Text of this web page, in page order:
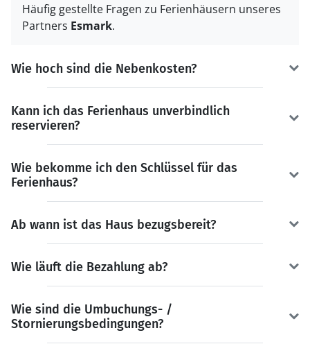
Häufig gestellte Fragen zu Ferienhäusern unseres
Partners Esmark.
Wie hoch sind die Nebenkosten?
Kann ich das Ferienhaus unverbindlich
reservieren?
Wie bekomme ich den Schlüssel für das
Ferienhaus?
Ab wann ist das Haus bezugsbereit?
Wie läuft die Bezahlung ab?
Wie sind die Umbuchungs- /
Stornierungsbedingungen?